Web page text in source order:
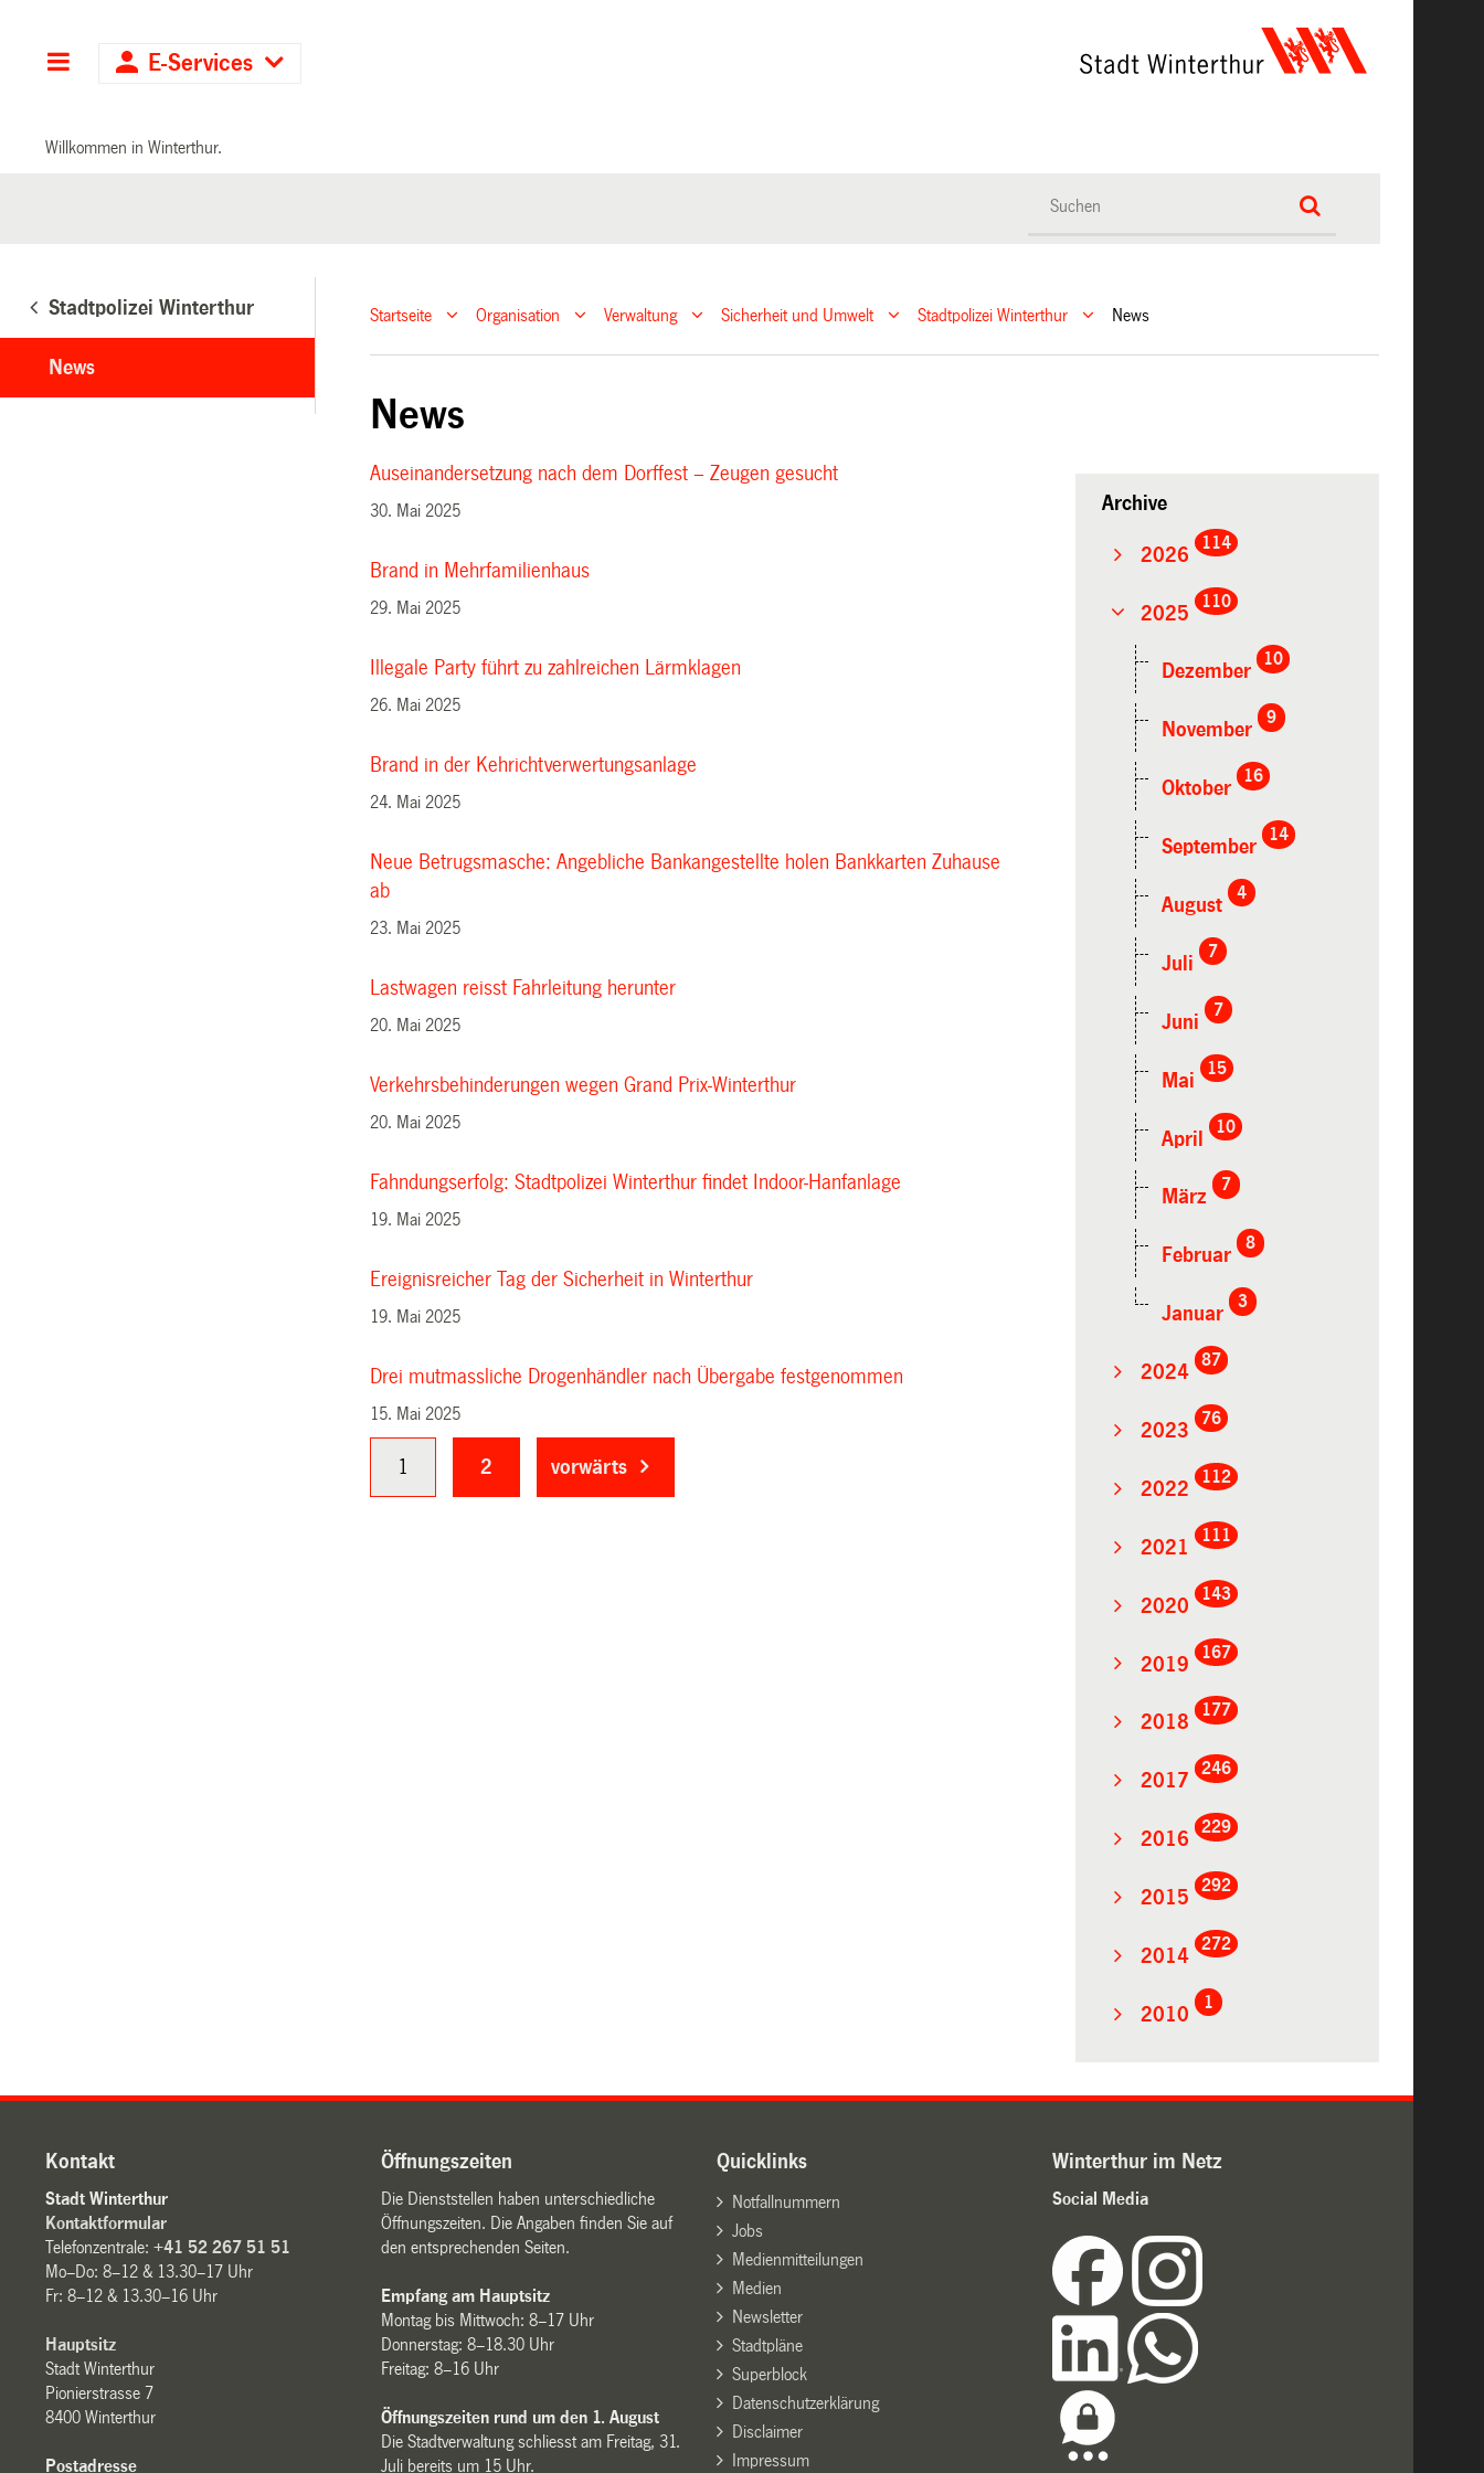
Hauptnavigation
E-Services
Willkommen in Winterthur.
Stadtpolizei Winterthur
News
Startseite Organisation Verwaltung Sicherheit und Umwelt Stadtpolizei Winterthur News
News
Auseinandersetzung nach dem Dorffest – Zeugen gesucht
30. Mai 2025
Brand in Mehrfamilienhaus
29. Mai 2025
Illegale Party führt zu zahlreichen Lärmklagen
26. Mai 2025
Brand in der Kehrichtverwertungsanlage
24. Mai 2025
Neue Betrugsmasche: Angebliche Bankangestellte holen Bankkarten Zuhause
ab
23. Mai 2025
Lastwagen reisst Fahrleitung herunter
20. Mai 2025
Verkehrsbehinderungen wegen Grand Prix-Winterthur
20. Mai 2025
Fahndungserfolg: Stadtpolizei Winterthur findet Indoor-Hanfanlage
19. Mai 2025
Ereignisreicher Tag der Sicherheit in Winterthur
19. Mai 2025
Drei mutmassliche Drogenhändler nach Übergabe festgenommen
15. Mai 2025
1 2 vorwärts
Archive
2026
114
2025
110
Dezember
10
November
9
Oktober
16
September
14
August
4
Juli
7
Juni
7
Mai
15
April
10
März
7
Februar
8
Januar
3
2024
87
2023
76
2022
112
2021
111
2020
143
2019
167
2018
177
2017
246
2016
229
2015
292
2014
272
2010
1
Kontakt
Stadt Winterthur
Kontaktformular
Telefonzentrale:+41 52 267 51 51
Mo–Do: 8–12 & 13.30–17 Uhr
Fr: 8–12 & 13.30–16 Uhr
Hauptsitz
Stadt Winterthur
Pionierstrasse 7
8400 Winterthur
Postadresse
Öffnungszeiten
Die Dienststellen haben unterschiedliche
Öffnungszeiten. Die Angaben finden Sie auf
den entsprechenden Seiten.
Empfang am Hauptsitz
Montag bis Mittwoch: 8–17 Uhr
Donnerstag: 8–18.30 Uhr
Freitag: 8–16 Uhr
Öffnungszeiten rund um den 1. August
Die Stadtverwaltung schliesst am Freitag, 31.
Juli bereits um 15 Uhr.
Quicklinks
Notfallnummern
Jobs
Medienmitteilungen
Medien
Newsletter
Stadtpläne
Superblock
Datenschutzerklärung
Disclaimer
Impressum
Winterthur im Netz
Social Media